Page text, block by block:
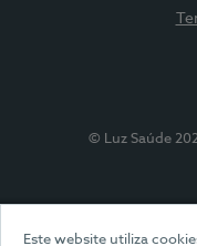
Este website utiliza
© Luz Saúde